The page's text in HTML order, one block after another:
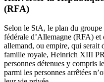
(RFA)
Selon le StA, le plan du
fédérale d’Allemagne (RFA) et
allemand, ou empire, qui serait
famille royale, Heinrich XIII
personnes détenues y compris
parmi les personnes arrêtées